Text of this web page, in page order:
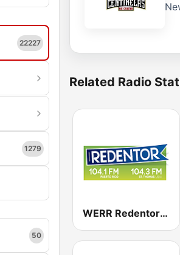
22227
1279
50
Related Radio
WERR Redentor 104.1 FM